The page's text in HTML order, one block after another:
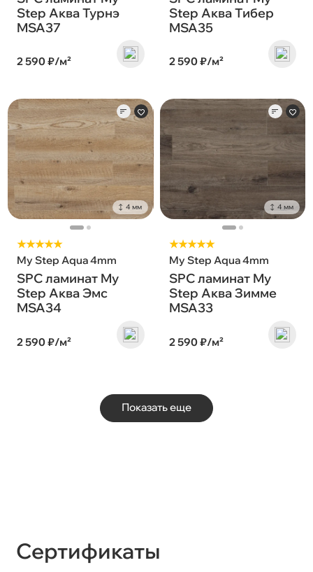
Step Аква Турнэ
MSA37
2 590 ₽/м²
Step Аква Тибер
MSA35
2 590 ₽/м²
4 мм
★★★★★
My Step Aqua 4mm
SPC ламинат My
Step Аква Эмс
MSA34
2 590 ₽/м²
4 мм
★★★★★
My Step Aqua 4mm
SPC ламинат My
Step Аква Зимме
MSA33
2 590 ₽/м²
Показать еще
Сертификаты